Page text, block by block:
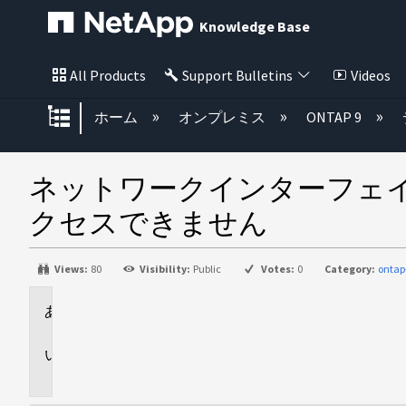
Knowledge Base
All Products Support Bulletins Videos
グローバル階層を展開/折りたた
ホーム オンプレミス ONTAP 9
ネットワークインターフェ
クセスできません
Views: 80 Visibility: Public Votes: 0 Category: